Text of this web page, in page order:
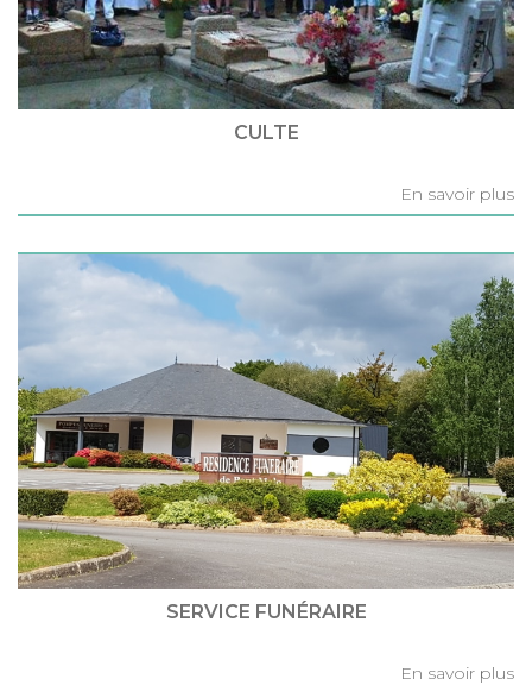
CULTE
En savoir plus
SERVICE FUNÉRAIRE
En savoir plus